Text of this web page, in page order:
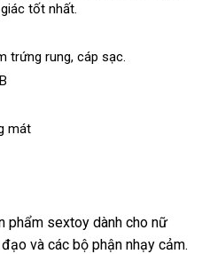
đâu
hãng
bán
tốt nhất.
trứng rungNhật
, cáp sạc.
mát
phẩm sextoy dành cho nữ
đạo link
và Thái
các bộ phận nhạy cảm.